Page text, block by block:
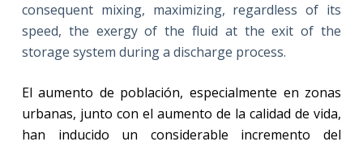
consequent mixing, maximizing, regardless of its
speed, the exergy of the fluid at the exit of the
storage system during a discharge process.
El aumento de población, especialmente en zonas
urbanas, junto con el aumento de la calidad de vida,
han inducido un considerable incremento del